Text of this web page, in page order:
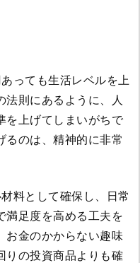
っても生活レベルを上
法則にあるように、人
を上げてしまいがちで
るのは、精神的に非常
料として確保し、日常
満足度を高める工夫を
お金のかからない趣味
りの投資商品よりも確